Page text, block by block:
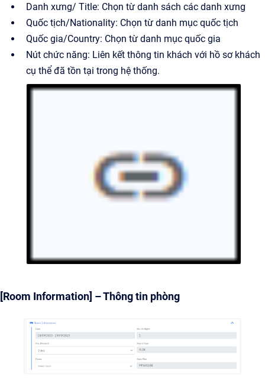
Danh xưng/ Title: Chọn từ danh sách các danh xưng
Quốc tịch/Nationality: Chọn từ danh mục quốc tịch
Quốc gia/Country: Chọn từ danh mục quốc gia
Nút chức năng: Liên kết thông tin khách với hồ sơ khách
cụ thể đã tồn tại trong hệ thống.
[Room Information] – Thông tin phòng